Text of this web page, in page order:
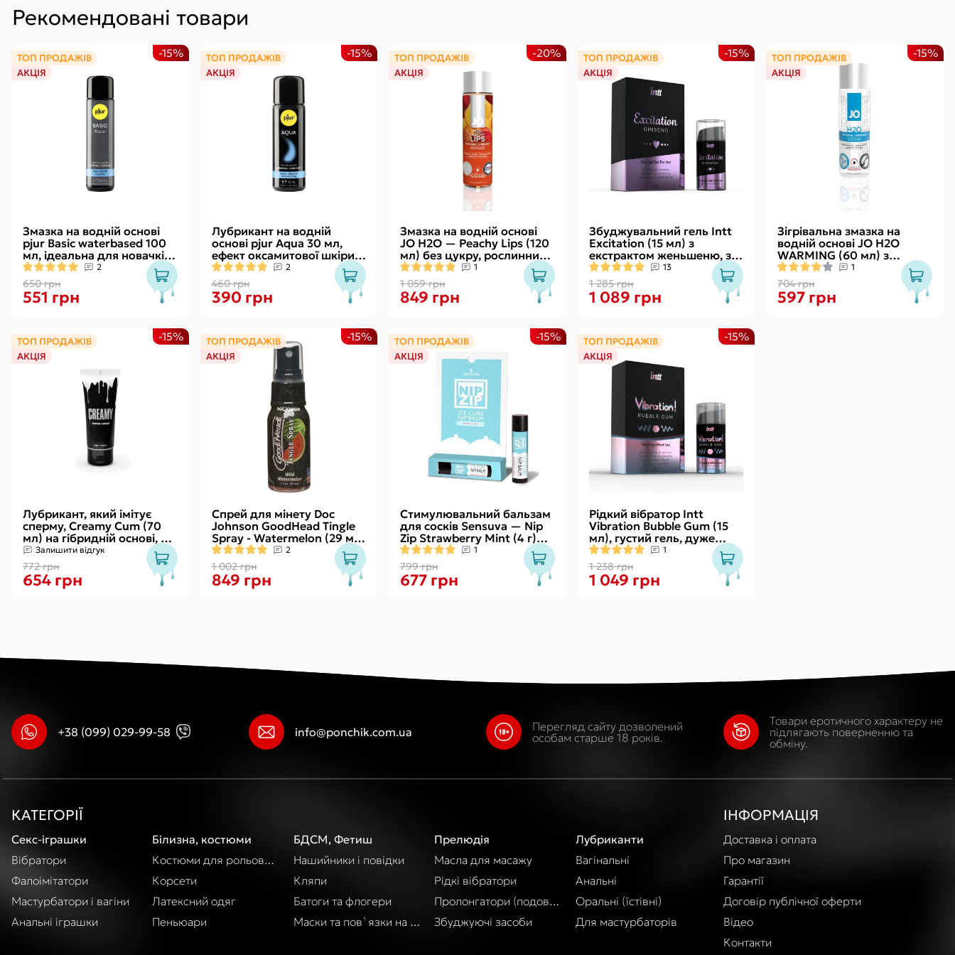
Рекомендовані товари
ТОП ПРОДАЖІВ
АКЦІЯ
Змазка на водній основі
pjur Basic waterbased 100
мл, ідеальна для новачків,
найкраща ціна/якість
2
650 грн
-15%
551 грн
ТОП ПРОДАЖІВ
АКЦІЯ
Лубрикант на водній
основі pjur Aqua 30 мл,
ефект оксамитової шкіри
без прилипання
2
460 грн
-15%
390 грн
ТОП ПРОДАЖІВ
АКЦІЯ
Змазка на водній основі
JO H2O — Peachy Lips (120
мл) без цукру, рослинний
гліцерин
1
1 059 грн
-20%
849 грн
ТОП ПРОДАЖІВ
АКЦІЯ
Збуджувальний гель Intt
Excitation (15 мл) з
екстрактом женьшеню, з
ефектом вібрації
13
1 285 грн
-15%
1 089 грн
ТОП ПРОДАЖІВ
АКЦІЯ
Зігрівальна змазка на
водній основі JO H2O
WARMING (60 мл) з
екстрактом перцевої м’яти
1
704 грн
-15%
597 грн
ТОП ПРОДАЖІВ
АКЦІЯ
Лубрикант, який імітує
сперму, Creamy Cum (70
мл) на гібридній основі, з
олією звіробою
Залишити відгук
772 грн
-15%
654 грн
ТОП ПРОДАЖІВ
АКЦІЯ
Спрей для мінету Doc
Johnson GoodHead Tingle
Spray - Watermelon (29 мл)
зі стимулювальним
ефектом
2
1 002 грн
-15%
849 грн
ТОП ПРОДАЖІВ
АКЦІЯ
Стимулювальний бальзам
для сосків Sensuva — Nip
Zip Strawberry Mint (4 г)
охолоджувальний
1
799 грн
-15%
677 грн
ТОП ПРОДАЖІВ
АКЦІЯ
Рідкий вібратор Intt
Vibration Bubble Gum (15
мл), густий гель, дуже
смачний, діє до 30 хвилин
1
1 238 грн
-15%
1 049 грн
+38 (099) 029-99-58 info@ponchik.com.ua
Перегляд сайту дозволений
особам старше 18 років.
Товари еротичного характеру не
підлягають поверненню та
обміну.
КАТЕГОРІЇ
Секс-іграшки
Вібратори
Фалоімітатори
Мастурбатори і вагіни
Анальні іграшки
Білизна, костюми
Костюми для рольових ігор
Корсети
Латексний одяг
Пеньюари
БДСМ, Фетиш
Нашийники і повідки
Кляпи
Батоги та флогери
Маски та пов`язки на очі
Прелюдія
Масла для масажу
Рідкі вібратори
Пролонгатори (подовження акту)
Збуджуючі засоби
Лубриканти
Вагінальні
Анальні
Оральні (їстівні)
Для мастурбаторів
ІНФОРМАЦІЯ
Доставка і оплата
Про магазин
Гарантії
Договір публічної оферти
Відео
Контакти